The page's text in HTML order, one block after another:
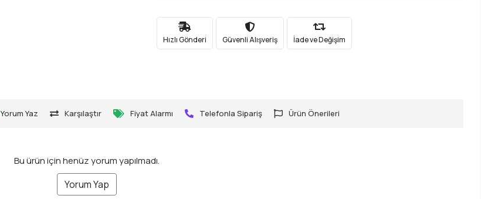
Hızlı Gönderi Güvenli Alışveriş İade ve Değişim
Yorum Yaz Karşılaştır Fiyat Alarmı Telefonla Sipariş Ürün Önerileri
Bu ürün için henüz yorum yapılmadı.
Yorum Yap